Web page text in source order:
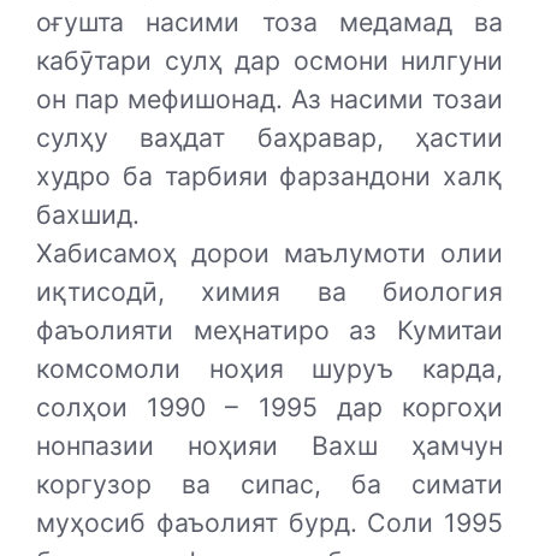
оғушта насими тоза медамад ва
кабӯтари сулҳ дар осмони нилгуни
он пар мефишонад. Аз насими тозаи
сулҳу ваҳдат баҳравар, ҳастии
худро ба тарбияи фарзандони халқ
бахшид.
Хабисамоҳ дорои маълумоти олии
иқтисодӣ, химия ва биология
фаъолияти меҳнатиро аз Кумитаи
комсомоли ноҳия шуруъ карда,
солҳои 1990 – 1995 дар коргоҳи
нонпазии ноҳияи Вахш ҳамчун
коргузор ва сипас, ба симати
муҳосиб фаъолият бурд. Соли 1995